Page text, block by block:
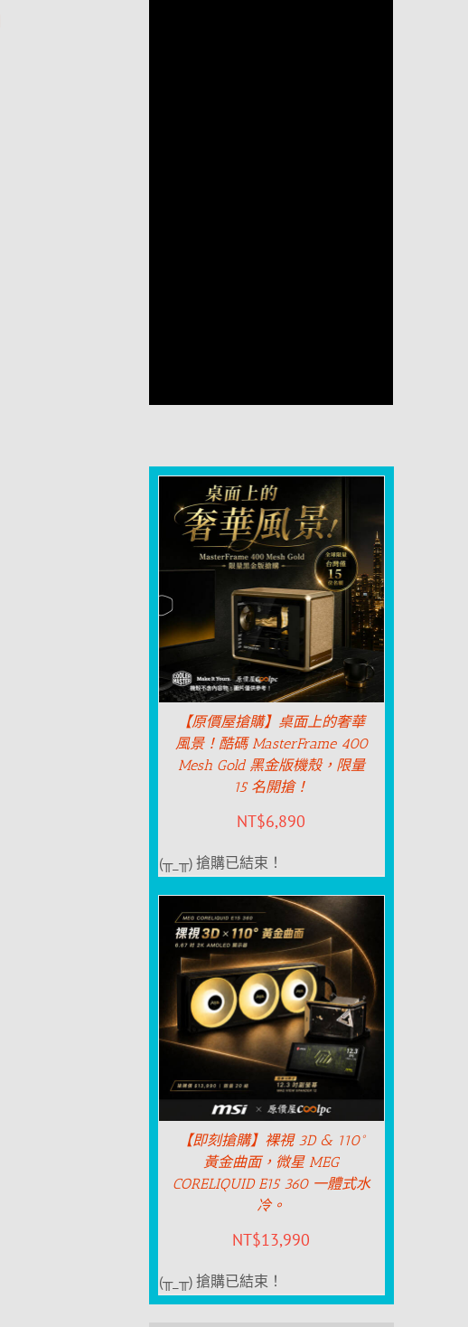
【原價屋搶購】桌面上的奢華
風景！酷碼 MasterFrame 400
Mesh Gold 黑金版機殼，限量
15 名開搶！
NT$6,890
(╥_╥) 搶購已結束！
【即刻搶購】裸視 3D & 110°
黃金曲面，微星 MEG
CORELIQUID E15 360 一體式水
冷。
NT$13,990
(╥_╥) 搶購已結束！